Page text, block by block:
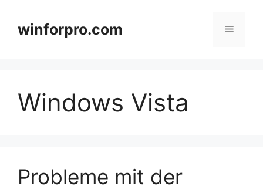
springenwinforpro.com Menü
Windows Vista
Probleme mit der